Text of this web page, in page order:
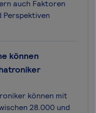
auch Faktoren
Perspektiven
können
können mit
28.000 und